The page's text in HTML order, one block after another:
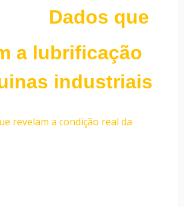
Dados que
a lubrificação
industriais